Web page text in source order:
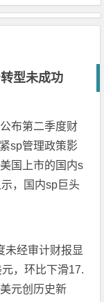
型未成功
布第二季度财
sp管理政策影
国上市的国内s
，国内sp巨头
未经审计财报显
，环比下滑17.
元创历史新